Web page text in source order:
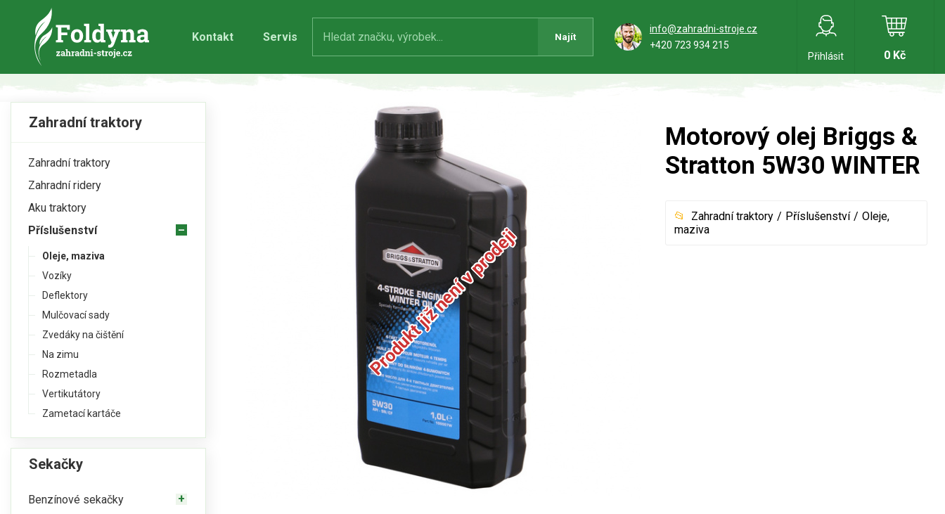
Kontakt Servis Najít
info@zahradni-stroje.cz
+420 723 934 215
Přihlásit
0 Kč
Zahradní traktory
Zahradní traktory
Zahradní ridery
Aku traktory
Příslušenství
Oleje, maziva
Vozíky
Deflektory
Mulčovací sady
Zvedáky na čištění
Na zimu
Rozmetadla
Vertikutátory
Zametací kartáče
Sekačky
Benzínové sekačky
Produkt již není v prodeji
Motorový olej Briggs &
Stratton 5W30 WINTER
Zahradní traktory Příslušenství
Oleje,
maziva